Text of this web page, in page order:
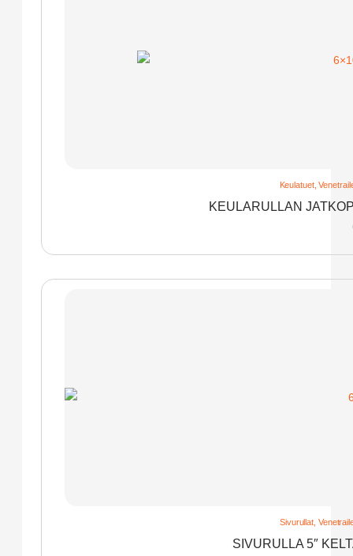
Keulatuet,
KEULARULLAN
Sivurullat
SIVURULLA 5″